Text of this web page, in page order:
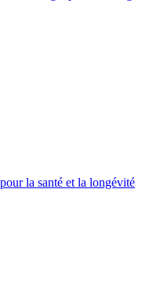
la santé et la longévité